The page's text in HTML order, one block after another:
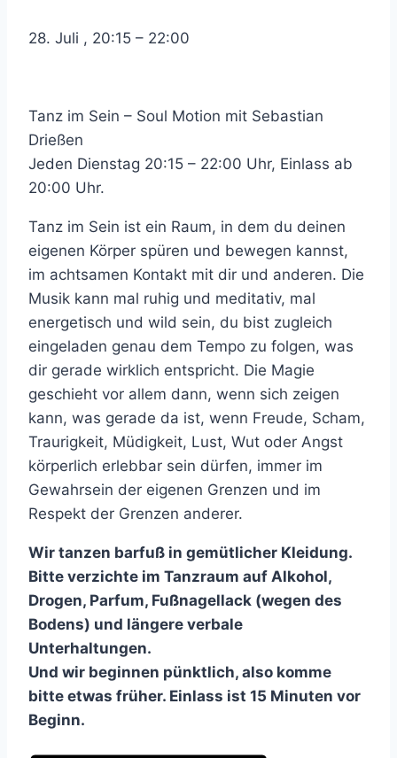
28. Juli , 20:15 – 22:00
Tanz im Sein – Soul Motion mit Sebastian
Drießen
Jeden Dienstag 20:15 – 22:00 Uhr, Einlass ab
20:00 Uhr.
Tanz im Sein ist ein Raum, in dem du deinen
eigenen Körper spüren und bewegen kannst,
im achtsamen Kontakt mit dir und anderen. Die
Musik kann mal ruhig und meditativ, mal
energetisch und wild sein, du bist zugleich
eingeladen genau dem Tempo zu folgen, was
dir gerade wirklich entspricht. Die Magie
geschieht vor allem dann, wenn sich zeigen
kann, was gerade da ist, wenn Freude, Scham,
Traurigkeit, Müdigkeit, Lust, Wut oder Angst
körperlich erlebbar sein dürfen, immer im
Gewahrsein der eigenen Grenzen und im
Respekt der Grenzen anderer.
Wir tanzen barfuß in gemütlicher Kleidung.
Bitte verzichte im Tanzraum auf Alkohol,
Drogen, Parfum, Fußnagellack (wegen des
Bodens) und längere verbale
Unterhaltungen.
Und wir beginnen pünktlich, also komme
bitte etwas früher. Einlass ist 15 Minuten vor
Beginn.